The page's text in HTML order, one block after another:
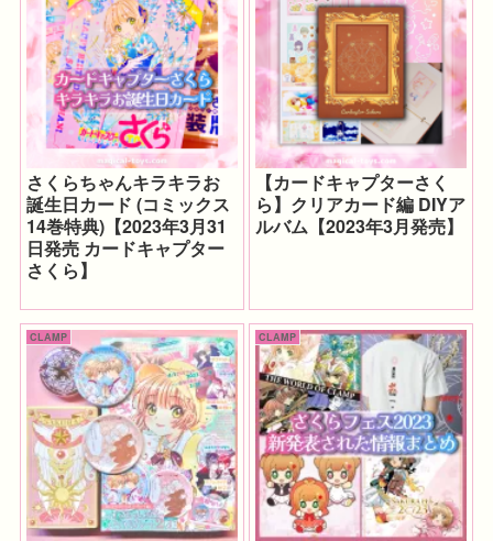
さくらちゃんキラキラお
誕生日カード (コミックス
14巻特典)【2023年3月31
日発売 カードキャプター
さくら】
【カードキャプターさく
ら】クリアカード編 DIYア
ルバム【2023年3月発売】
CLAMP CLAMP